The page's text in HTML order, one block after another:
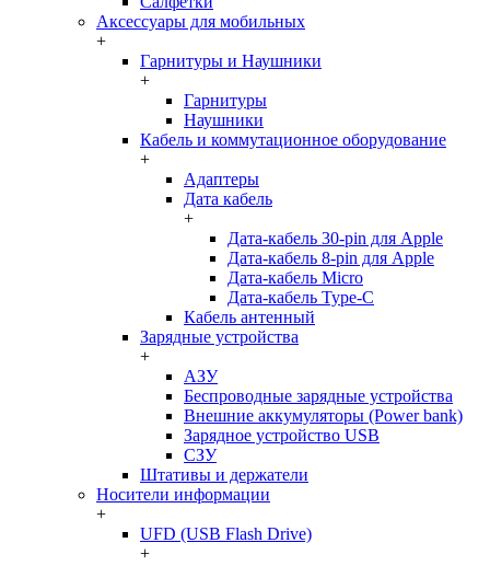
Аксессуары для мобильных
+
Гарнитуры и Наушники
+
Гарнитуры
Наушники
Кабель и коммутационное оборудование
+
Адаптеры
Дата кабель
+
Дата-кабель 30-pin для Apple
Дата-кабель 8-pin для Apple
Дата-кабель Micro
Дата-кабель Type-C
Кабель антенный
Зарядные устройства
+
АЗУ
Беспроводные зарядные устройства
Внешние аккумуляторы (Power bank)
Зарядное устройство USB
СЗУ
Штативы и держатели
Носители информации
+
UFD (USB Flash Drive)
+